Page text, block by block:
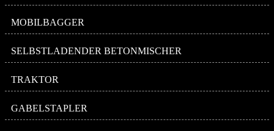
MOBILBAGGER
SELBSTLADENDER BETONMISCHER
TRAKTOR
GABELSTAPLER